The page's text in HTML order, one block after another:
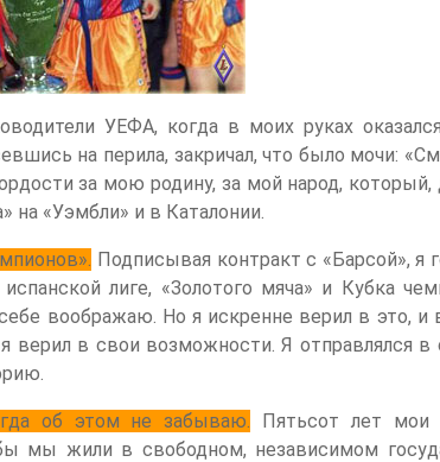
УЕФА, когда в моих руках
на перила, закричал, что было мочи:
за мою родину, за мой народ,
на «Уэмбли» и в Каталонии.
Подписывая контракт с «Барсой», я
лиге, «Золотого мяча» и Кубка
воображаю. Но я искренне верил в это, и
верил в свои возможности. Я отправлялся в
об этом не забываю. Пятьсот лет мои
мы жили в свободном, независимом